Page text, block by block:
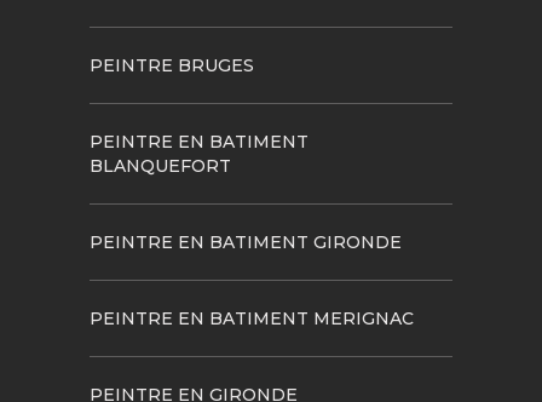
PEINTRE BRUGES
PEINTRE EN BATIMENT
BLANQUEFORT
PEINTRE EN BATIMENT GIRONDE
PEINTRE EN BATIMENT MERIGNAC
PEINTRE EN GIRONDE